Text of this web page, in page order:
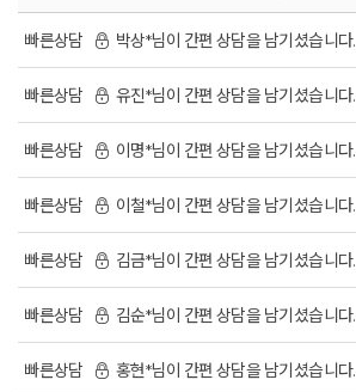
빠른상담 박상*님이 간편 상담을 남기셨습니다.
빠른상담 유진*님이 간편 상담을 남기셨습니다.
빠른상담 이명*님이 간편 상담을 남기셨습니다.
빠른상담 이철*님이 간편 상담을 남기셨습니다.
빠른상담 김금*님이 간편 상담을 남기셨습니다.
빠른상담 김순*님이 간편 상담을 남기셨습니다.
빠른상담 홍현*님이 간편 상담을 남기셨습니다.